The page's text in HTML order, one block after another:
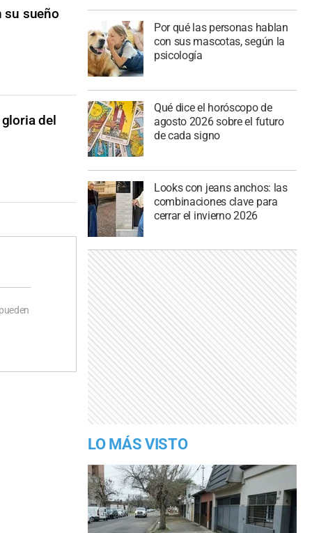
su sueño
del
Por qué las personas hablan
con sus mascotas, según la
psicología
Qué dice el horóscopo de
agosto 2026 sobre el futuro
de cada signo
Looks con jeans anchos: las
combinaciones clave para
cerrar el invierno 2026
LO MÁS VISTO